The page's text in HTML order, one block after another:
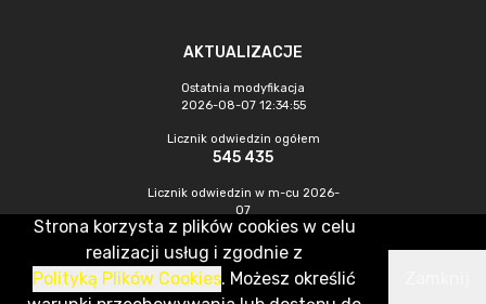
AKTUALIZACJE
Ostatnia modyfikacja
2026-08-07 12:34:55
Licznik odwiedzin ogółem
545 435
Licznik odwiedzin w m-cu 2026-
07
1 451
CMS & Hosting: Nefeni Sp. z o.o.
Strona korzysta z plików cookies w celu
realizacji usług i zgodnie z
Polityką Plików Cookies. Możesz określić